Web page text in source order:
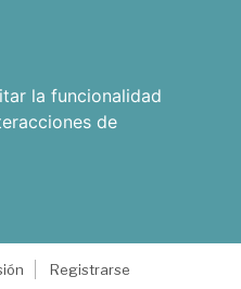
la funcionalidad
de
Registrarse